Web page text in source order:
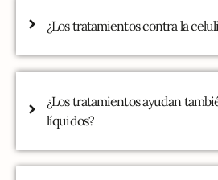
¿Los tratamientos contra la
¿Los tratamientos ayudan
líquidos?